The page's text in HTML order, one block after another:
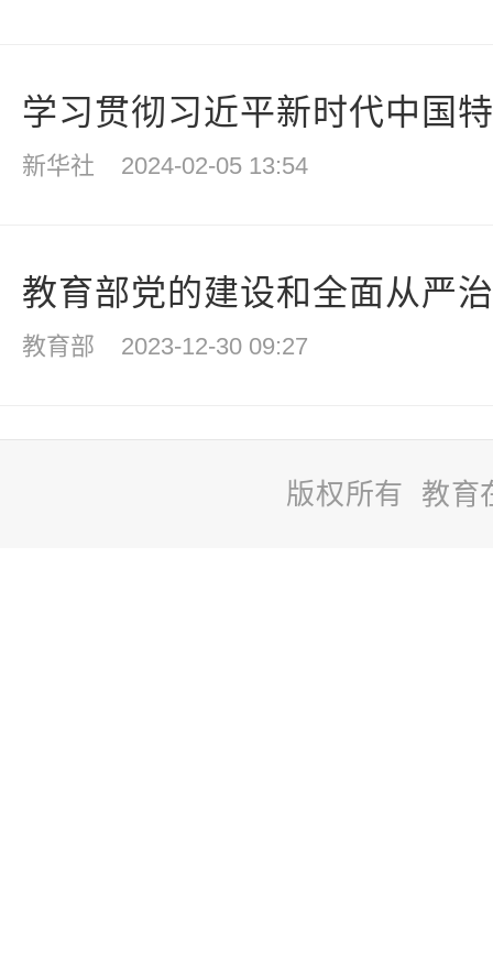
学习贯彻习近平新时代中国
新华社 2024-02-05 13:54
教育部党的建设和全面从严
教育部 2023-12-30 09:27
版权所有 教育